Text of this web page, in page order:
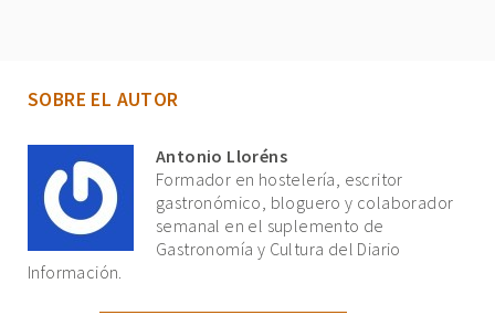
SOBRE EL AUTOR
Antonio Lloréns
Formador en hostelería, escritor
gastronómico, bloguero y colaborador
semanal en el suplemento de
Gastronomía y Cultura del Diario
Información.